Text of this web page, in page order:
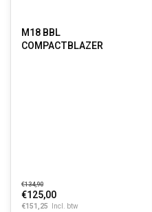
M18 BBL
COMPACTBLAZER
€134,90
€125,00
€151,25 Incl. btw